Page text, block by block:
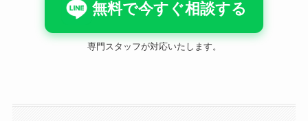
無料で今すぐ相談する
専門スタッフが対応いたします。